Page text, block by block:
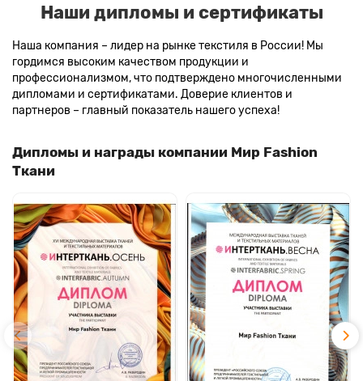
Наши дипломы и сертификаты
Наша компания – лидер на рынке текстиля в России! Мы
гордимся высоким качеством продукции и
профессионализмом, что подтверждено многочисленными
дипломами и сертификатами. Доверие клиентов и
партнеров – главный показатель нашего успеха!
Дипломы и награды компании Мир Fashion
Ткани